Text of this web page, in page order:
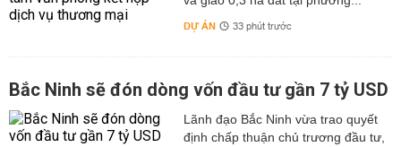
DỰ ÁN 33 phút trước
Bắc Ninh sẽ đón dòng vốn đầu tư gần 7 tỷ USD
Lãnh đạo Bắc Ninh vừa trao quyết
định chấp thuận chủ trương đầu tư,